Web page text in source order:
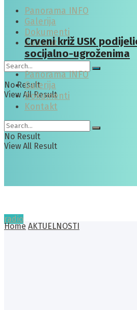
Panorama INFO
Galerija
Dokumenti
Kontakt
No Result
View All Result
Crveni križ USK
socijalno-ugroženima
Panorama INFO
Galerija
Dokumenti
Kontakt
No Result
View All Result
radio
Home AKTUELNOSTI